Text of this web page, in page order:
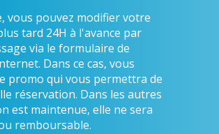
vous pouvez modifier votre
tard 24H à l'avance par
via le formulaire de
Dans ce cas, vous
promo qui vous permettra de
réservation. Dans les autres
est maintenue, elle ne sera
remboursable.